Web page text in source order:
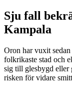
Sju fall
Kampala
Oron har vuxit
folkrikaste stad och
sig till glesbygd eller
risken för vidare